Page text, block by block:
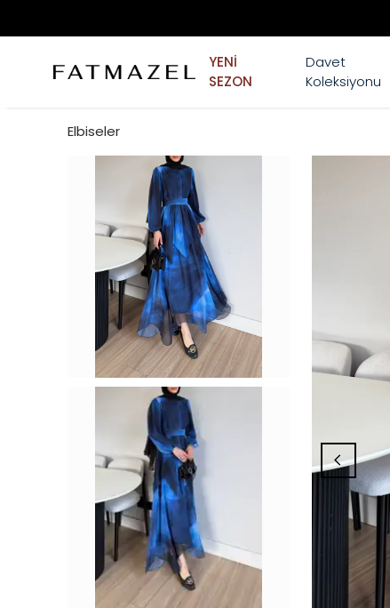
YENİ
SEZON
Davet
Koleksiyonu
Elbiseler